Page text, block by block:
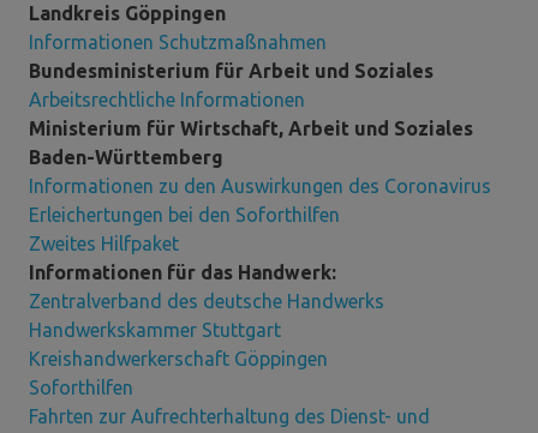
Landkreis Göppingen
Informationen Schutzmaßnahmen
Bundesministerium für Arbeit und Soziales
Arbeitsrechtliche Informationen
Ministerium für Wirtschaft, Arbeit und Soziales
Baden-Württemberg
Informationen zu den Auswirkungen des Coronavirus
Erleichertungen bei den Soforthilfen
Zweites Hilfpaket
Informationen für das Handwerk:
Zentralverband des deutsche Handwerks
Handwerkskammer Stuttgart
Kreishandwerkerschaft Göppingen
Soforthilfen
Fahrten zur Aufrechterhaltung des Dienst- und